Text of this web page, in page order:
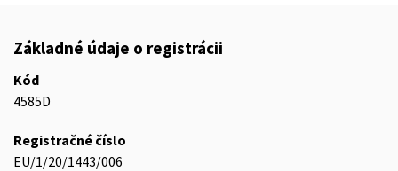
Základné údaje o registrácii
Kód
4585D
Registračné číslo
EU/1/20/1443/006